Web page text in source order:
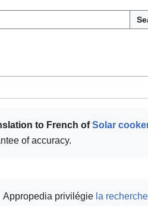
to French ofSolar
of accuracy.
Appropedia privilégie la